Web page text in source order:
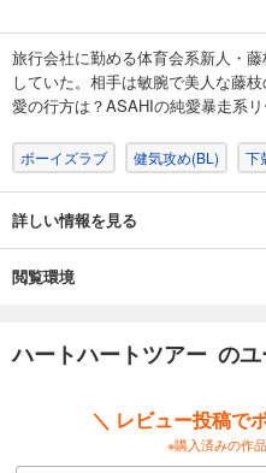
旅行会社に勤める体育会系新人・
していた。相手は敏腕で美人な藤
愛の行方は？ASAHIの純愛暴走系リ
ボーイズラブ 健気攻め(BL) 下
詳しい情報を見る
閲覧環境
ハートハートツアー の
＼ レビュー投稿で
※購入済みの作